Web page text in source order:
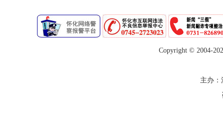
Copyright © 2004-
主办：